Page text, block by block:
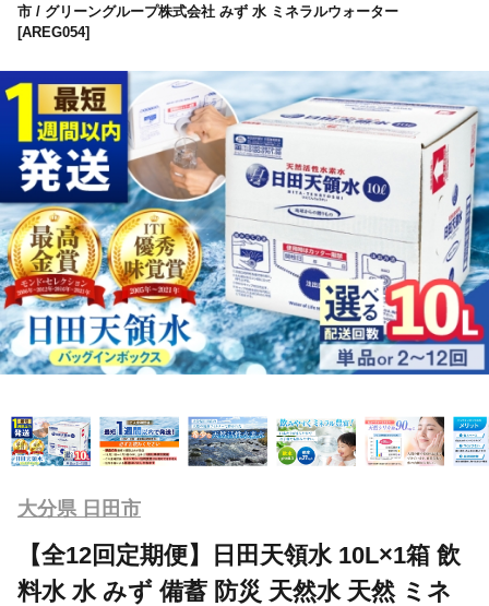
市 / グリーングループ株式会社 みず 水 ミネラルウォーター
[AREG054]
大分県 日田市
【全12回定期便】日田天領水 10L×1箱 飲
料水 水 みず 備蓄 防災 天然水 天然 ミネ